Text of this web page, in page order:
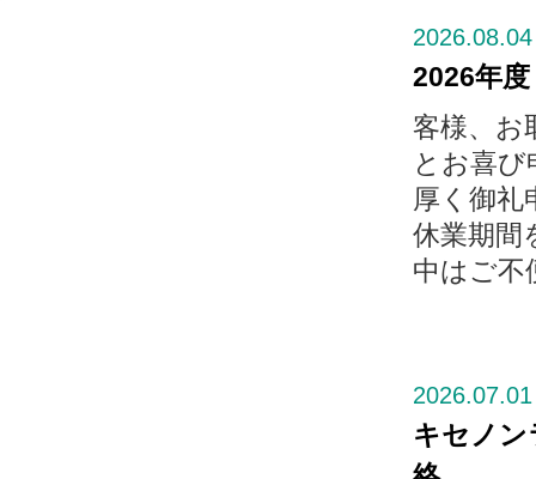
2026.08.04
2026年
客様、お
とお喜
厚く御礼
休業期間
中はご
2026.07.01
キセノン